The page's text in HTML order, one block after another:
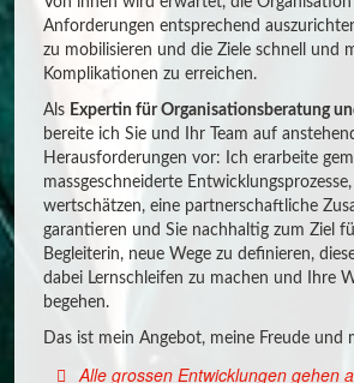
Anforderungen entsprechend
zu mobilisieren und die Ziele schnell und
Komplikationen zu erreichen.
Als Expertin für Organisationsberatung
bereite ich Sie und Ihr Team auf
Herausforderungen vor: Ich erarbeite
massgeschneiderte
wertschätzen, eine partnerschaftliche
garantieren und Sie nachhaltig zum Ziel
Begleiterin, neue Wege zu definieren,
dabei Lernschleifen zu machen und Ihre
begehen.
Das ist mein Angebot, meine Freude und
Alle grossen Entwicklungen gehen